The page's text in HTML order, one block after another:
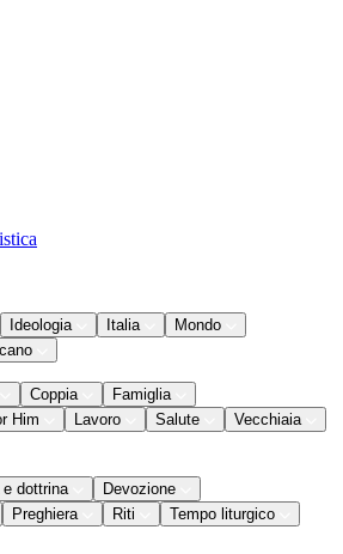
Ideologia Italia
Mondo
Coppia
Famiglia
Him
Lavoro Salute
Vecchiaia
e dottrina
Devozione
Preghiera Riti
Tempo liturgico